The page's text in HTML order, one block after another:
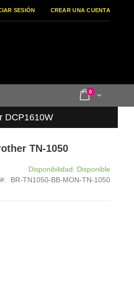
SESIÓN CREAR UNA CUENTA
Cart
0items
DCP1610W
TN-1050
Disponibilidad: Disponible
BR-TN1050-BB-MON-TN-1050